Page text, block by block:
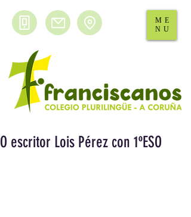
ME
NU
O escritor Lois Pérez con 1ºESO